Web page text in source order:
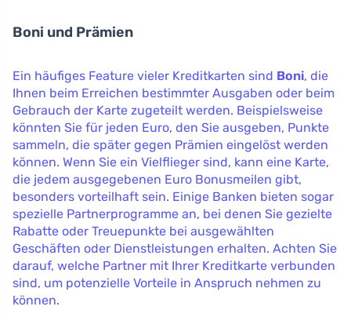
Boni und Prämien
Ein häufiges Feature vieler Kreditkarten sind Boni, die
Ihnen beim Erreichen bestimmter Ausgaben oder beim
Gebrauch der Karte zugeteilt werden. Beispielsweise
könnten Sie für jeden Euro, den Sie ausgeben, Punkte
sammeln, die später gegen Prämien eingelöst werden
können. Wenn Sie ein Vielflieger sind, kann eine Karte,
die jedem ausgegebenen Euro Bonusmeilen gibt,
besonders vorteilhaft sein. Einige Banken bieten sogar
spezielle Partnerprogramme an, bei denen Sie gezielte
Rabatte oder Treuepunkte bei ausgewählten
Geschäften oder Dienstleistungen erhalten. Achten Sie
darauf, welche Partner mit Ihrer Kreditkarte verbunden
sind, um potenzielle Vorteile in Anspruch nehmen zu
können.